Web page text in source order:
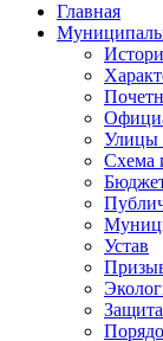
Главная
Улицы
Схема
Устав